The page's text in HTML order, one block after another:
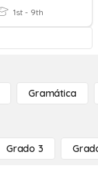
1st - 9th
Gramática
Grado 3